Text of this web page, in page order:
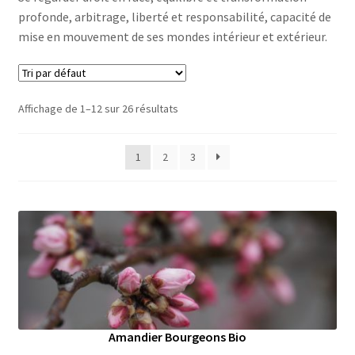
profonde, arbitrage, liberté et responsabilité, capacité de
mise en mouvement de ses mondes intérieur et extérieur.
Affichage de 1–12 sur 26 résultats
1 2 3
Amandier Bourgeons Bio